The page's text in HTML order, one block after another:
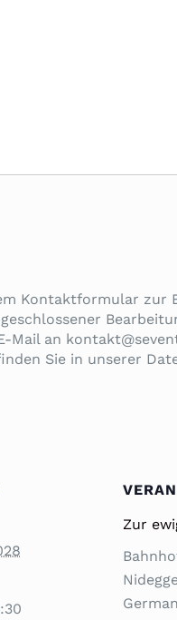
Kontaktformular
Mail an
Sie in unserer
Zur